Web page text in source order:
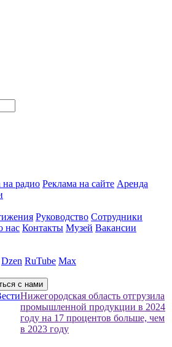
на радио Реклама на сайте Аренда
Руководство Сотрудники
нас Контакты Музей Вакансии
Dzen RuTube Max
с нами
Нижегородская область отгрузила
промышленной продукции в 2024
году на 17 процентов больше, чем
в 2023 году